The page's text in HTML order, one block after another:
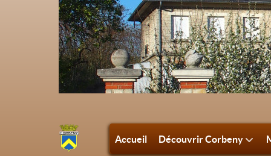
Accueil Découvrir Corbeny